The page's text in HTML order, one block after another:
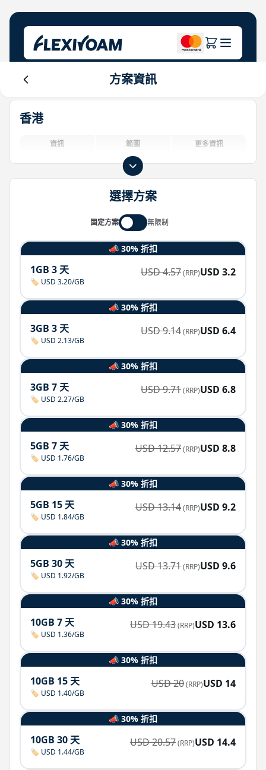
投資者中心
物聯網解決方案
品牌專區
Login
方案資訊
香港
資訊 範圍 更多資訊
選擇方案
固定方案 無限制
📣 30% 折扣
1GB 3 天
🏷️ USD 3.20/GB
USD4.57(RRP)USD 3.2
📣 30% 折扣
3GB 3 天
🏷️ USD 2.13/GB
USD9.14(RRP)USD 6.4
📣 30% 折扣
3GB 7 天
🏷️ USD 2.27/GB
USD9.71(RRP)USD 6.8
📣 30% 折扣
5GB 7 天
🏷️ USD 1.76/GB
USD12.57(RRP)USD 8.8
📣 30% 折扣
5GB 15 天
🏷️ USD 1.84/GB
USD13.14(RRP)USD 9.2
📣 30% 折扣
5GB 30 天
🏷️ USD 1.92/GB
USD13.71(RRP)USD 9.6
📣 30% 折扣
10GB 7 天
🏷️ USD 1.36/GB
USD19.43(RRP)USD 13.6
📣 30% 折扣
10GB 15 天
🏷️ USD 1.40/GB
USD20(RRP)USD 14
📣 30% 折扣
10GB 30 天
🏷️ USD 1.44/GB
USD20.57(RRP)USD 14.4